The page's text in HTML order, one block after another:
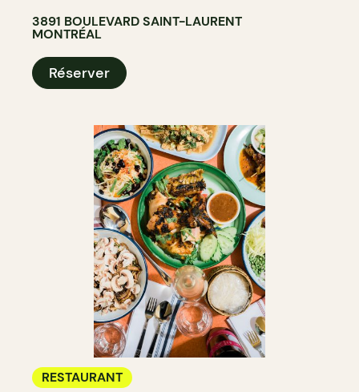
3891 BOULEVARD SAINT-LAURENT
MONTRÉAL
Réserver
RESTAURANT